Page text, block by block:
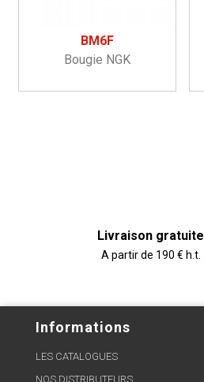
BM6F
Bougie NGK
Livraison gratuite
A partir de 190 € h.t.
Informations
LES CATALOGUES
NOS DISTRIBUTEURS